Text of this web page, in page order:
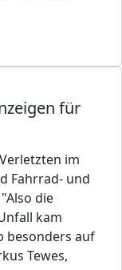
für
im
Fahrrad- und
die
kam
besonders auf
Tewes,